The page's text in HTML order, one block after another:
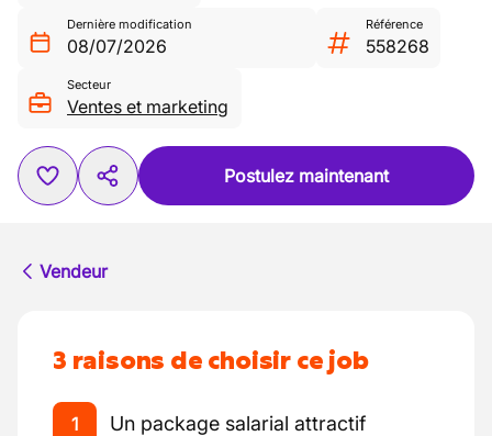
Dernière modification
08/07/2026
Référence
558268
Secteur
Ventes et marketing
Postulez maintenant
Vendeur
3 raisons de choisir ce job
1 Un package salarial attractif